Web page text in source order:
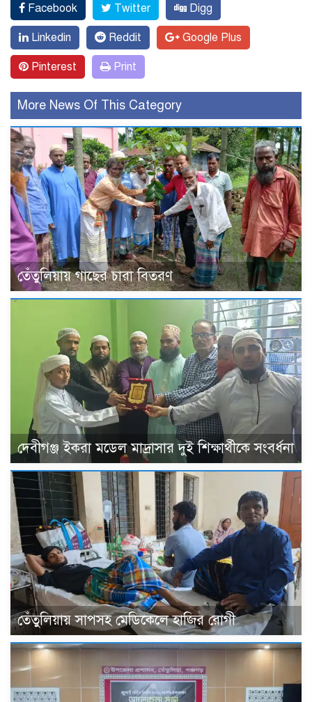
Facebook Twitter Digg
Linkedin Reddit Google Plus
Pinterest Print
More News Of This Category
তেঁতুলিয়ায় গাছের চারা বিতরণ
দেবীগঞ্জ ইকরা মডেল মাদ্রাসার দুই শিক্ষার্থীকে সংবর্ধনা
তেঁতুলিয়ায় সাপসহ মেডিকেলে হাজির রোগী